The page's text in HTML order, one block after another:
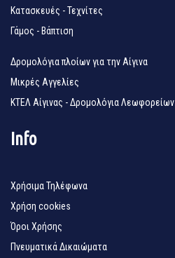
Κατασκευές - Τεχνίτες
Γάμος - Βάπτιση
Δρομολόγια πλοίων για την Αίγινα
Μικρές Αγγελίες
ΚΤΕΛ Αίγινας - Δρομολόγια Λεωφορείων
Info
Χρήσιμα Τηλέφωνα
Χρήση cookies
Όροι Χρήσης
Πνευματικά Δικαιώματα